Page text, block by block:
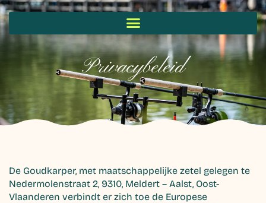
Privacybeleid
De Goudkarper, met maatschappelijke zetel gelegen te
Nedermolenstraat 2, 9310, Meldert – Aalst, Oost-
Vlaanderen verbindt er zich toe de Europese